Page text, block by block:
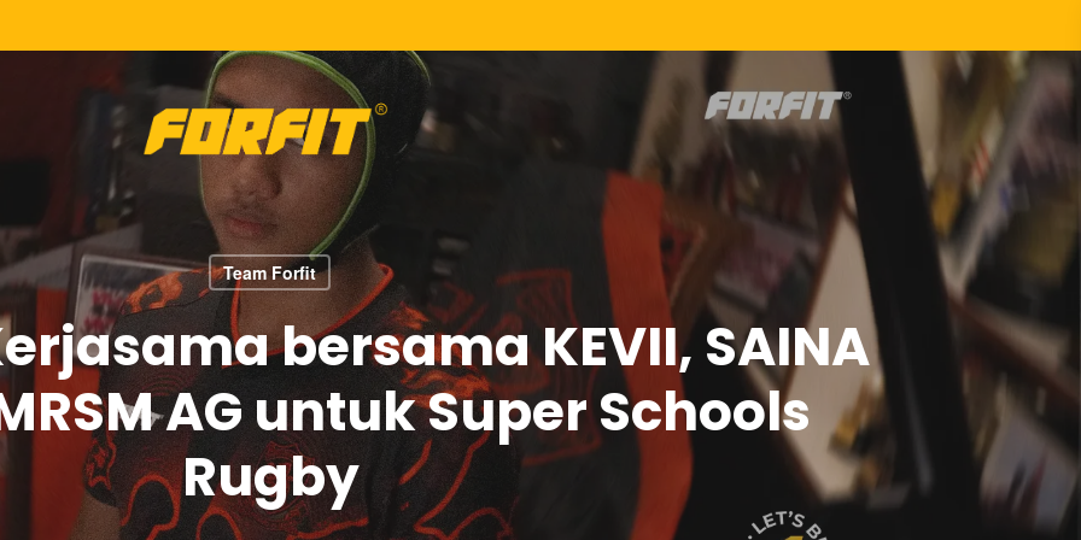
Team Forfit
bersama KEVII, SAINA
AG untuk Super Schools
Rugby